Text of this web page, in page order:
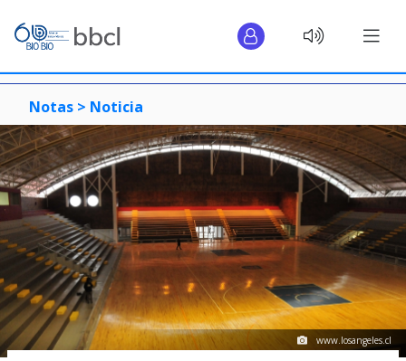
Notas > Noticia
www.losangeles.cl